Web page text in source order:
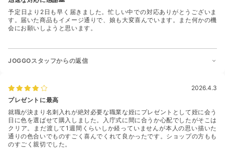
予定日より2日も早く届きました。忙しい中での対応ありがとうございま
す。届いた商品もイメージ通りで、娘も大変喜んでいます。また何かの機
会にお願いしようと思います。
JOGGOスタッフからの返信
2026.4.3
プレゼントに最高
就職が決まり名刺入れが絶対必要な職業な姪にプレゼントとして姪に会う
日に色を選ばせて購入しました。入庁式に間に合うか心配でしたがそこは
クリア。まだ渡して1週間くらいしか経っていませんが本人の思い描いた
通りの色合いでものすごく喜んでくれて良かったです。ショップの方もも
のすごく親切でした。